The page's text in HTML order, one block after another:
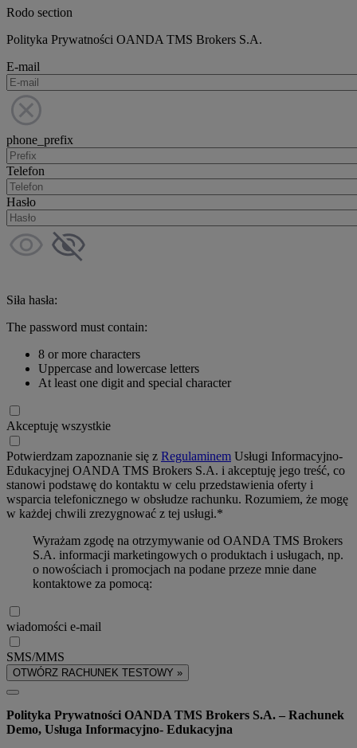
Rodo section
Polityka Prywatności OANDA TMS Brokers S.A.
E-mail
phone_prefix
Telefon
Hasło
Siła hasła:
The password must contain:
8 or more characters
Uppercase and lowercase letters
At least one digit and special character
Akceptuję wszystkie
Potwierdzam zapoznanie się z Regulaminem Usługi Informacyjno-
Edukacyjnej OANDA TMS Brokers S.A. i akceptuję jego treść, co
stanowi podstawę do kontaktu w celu przedstawienia oferty i
wsparcia telefonicznego w obsłudze rachunku. Rozumiem, że mogę
w każdej chwili zrezygnować z tej usługi.*
Wyrażam zgodę na otrzymywanie od OANDA TMS Brokers
S.A. informacji marketingowych o produktach i usługach, np.
o nowościach i promocjach na podane przeze mnie dane
kontaktowe za pomocą:
wiadomości e-mail
SMS/MMS
OTWÓRZ RACHUNEK TESTOWY »
Polityka Prywatności OANDA TMS Brokers S.A. – Rachunek
Demo, Usługa Informacyjno- Edukacyjna